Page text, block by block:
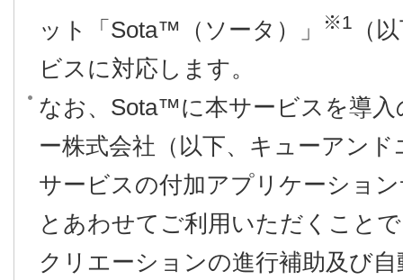
ット「Sota™（ソータ）」
※1
（
ビスに対応します。
なお、Sota™に本サービスを導
ー株式会社（以下、キューアン
サービスの付加アプリケーショ
とあわせてご利用いただくこと
クリエーションの進行補助及び